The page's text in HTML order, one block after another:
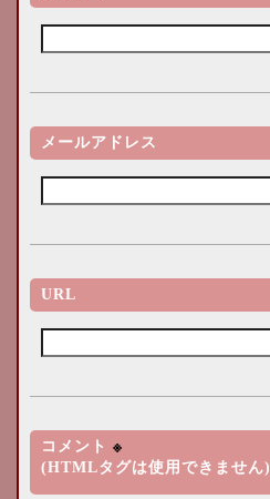
メールアドレス
URL
コメント ※
(HTMLタグは使用できません)